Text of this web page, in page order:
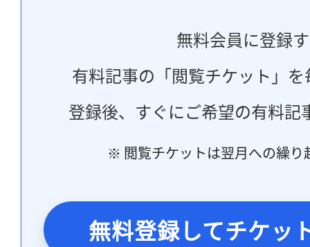
無料会員に登録
有料記事の「閲覧チケット」
登録後、すぐにご希望の有料記
※ 閲覧チケットは翌月への繰り
無料登録してチケッ